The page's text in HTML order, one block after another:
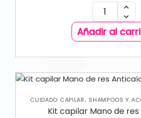
Añadir al
CUIDADO CAPILAR, SHAMPOOS Y
TRATAMIENTOS
Kit capilar Mano de